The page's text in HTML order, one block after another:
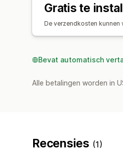
Gratis te
De verzendkosten kunnen
Bevat automatisch
Alle betalingen worden in
Recensies (1)